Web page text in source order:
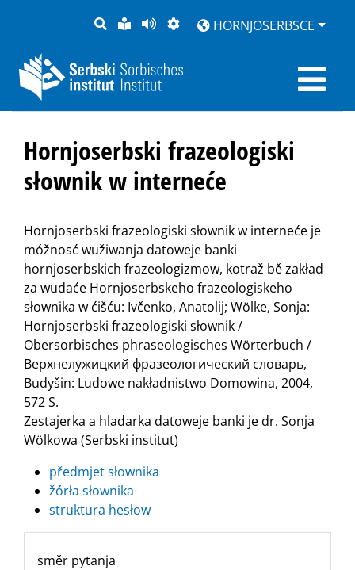
PYTANJE
LOCHKA
RĚČ
STRONU
PŘEDČITAĆ
ZWOBRAZNJENJE
HORNJOSERBSCE
Hornjoserbski frazeologiski
słownik w interneće
Hornjoserbski frazeologiski słownik w interneće je
móžnosć wužiwanja datoweje banki
hornjoserbskich frazeologizmow, kotraž bě zakład
za wudaće Hornjoserbskeho frazeologiskeho
słownika w ćišću: Ivčenko, Anatolij; Wölke, Sonja:
Hornjoserbski frazeologiski słownik /
Obersorbisches phraseologisches Wörterbuch /
Верхнелужицкий фразеологический словарь,
Budyšin: Ludowe nakładnistwo Domowina, 2004,
572 S.
Zestajerka a hladarka datoweje banki je dr. Sonja
Wölkowa (Serbski institut)
předmjet słownika
žórła słownika
struktura hesłow
směr pytanja